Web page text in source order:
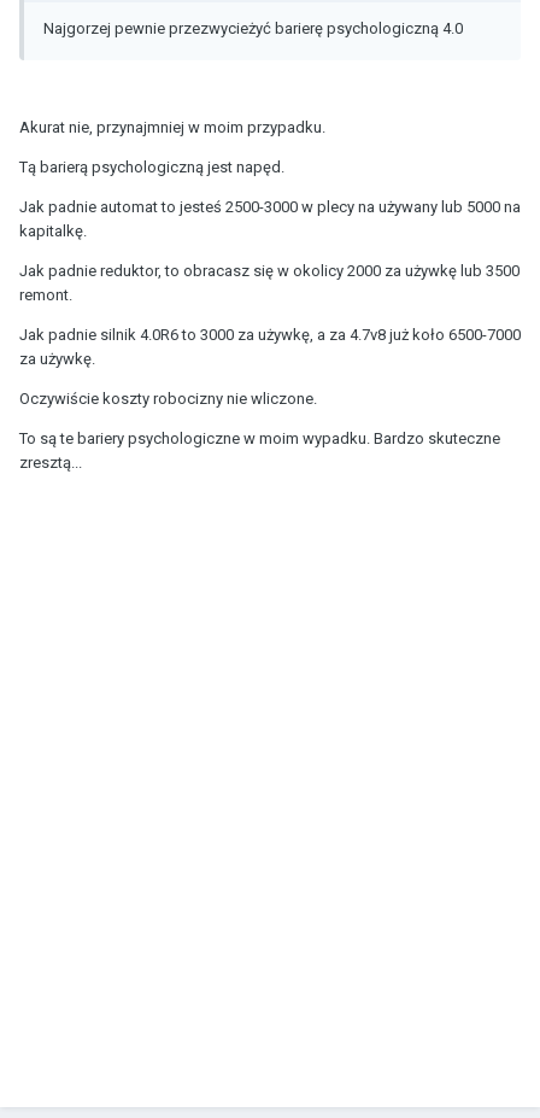
Najgorzej pewnie przezwycieżyć barierę psychologiczną 4.0
Akurat nie, przynajmniej w moim przypadku.
Tą barierą psychologiczną jest napęd.
Jak padnie automat to jesteś 2500-3000 w plecy na używany lub 5000 na
kapitalkę.
Jak padnie reduktor, to obracasz się w okolicy 2000 za używkę lub 3500
remont.
Jak padnie silnik 4.0R6 to 3000 za używkę, a za 4.7v8 już koło 6500-7000
za używkę.
Oczywiście koszty robocizny nie wliczone.
To są te bariery psychologiczne w moim wypadku. Bardzo skuteczne
zresztą...